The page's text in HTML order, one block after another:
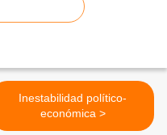
Inestabilidad político-
económica >